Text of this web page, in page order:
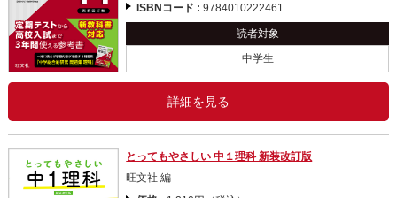
ISBNコード :9784010222461
読者対象
中学生
詳細を見る
とってもやさしい 中１理科 新装改訂版
旺文社 編